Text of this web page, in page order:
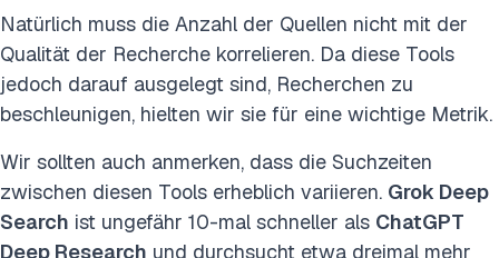
Natürlich muss die Anzahl der Quellen nicht mit der
Qualität der Recherche korrelieren. Da diese Tools
jedoch darauf ausgelegt sind, Recherchen zu
beschleunigen, hielten wir sie für eine wichtige Metrik.
Wir sollten auch anmerken, dass die Suchzeiten
zwischen diesen Tools erheblich variieren. Grok Deep
Search ist ungefähr 10-mal schneller als ChatGPT
Deep Research und durchsucht etwa dreimal mehr